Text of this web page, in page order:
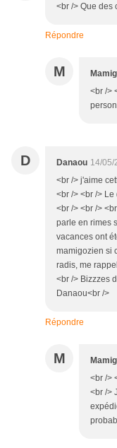
<br /> Que des
Répondre
M
<br />
D Danaou 14/05/
<br /> j'aime
<br /> <br />
<br /> <br />
parle en rimes
vacances ont
mamigozien si
radis, me
<br /> Bizzzes
Danaou<br />
Répondre
M
<br />
<br />